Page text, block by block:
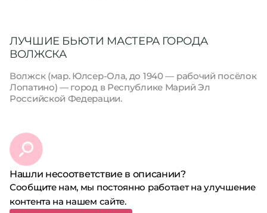
ЛУЧШИЕ БЬЮТИ МАСТЕРА ГОРОДА
ВОЛЖСКА
Волжск (мар. Юлсер-Ола, до 1940 — рабочий посёлок
Лопатино) — город в Республике Марий Эл
Российской Федерации.
Нашли несоответствие в описании?
Сообщите нам, мы постоянно работает на улучшение
контента на нашем сайте.